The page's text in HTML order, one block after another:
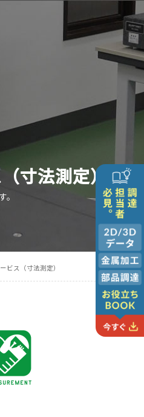
（寸法測定）
ビス（寸法測定）